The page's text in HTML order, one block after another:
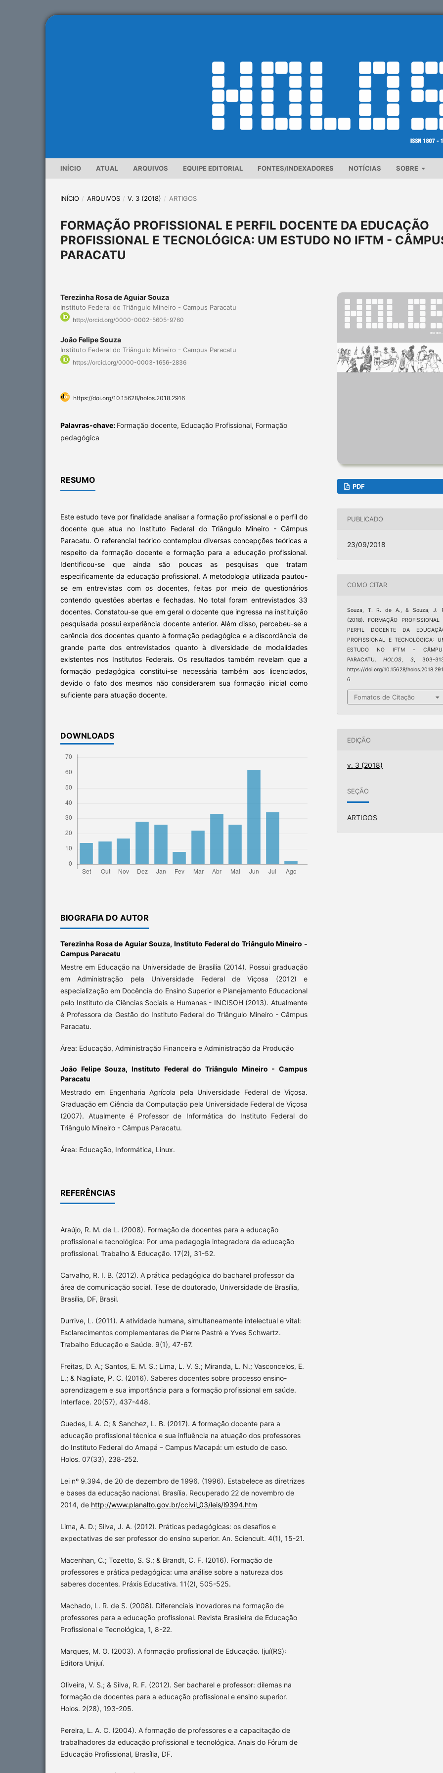
INÍCIO ATUAL ARQUIVOS EQUIPE EDITORIAL FONTES/INDEXADORES NOTÍCIAS SOBRE
INÍCIO / ARQUIVOS / V. 3 (2018) / ARTIGOS
FORMAÇÃO PROFISSIONAL E PERFIL DOCENTE DA EDUCAÇÃO
PROFISSIONAL E TECNOLÓGICA: UM ESTUDO NO IFTM -
PARACATU
Terezinha Rosa de Aguiar Souza
Instituto Federal do Triângulo Mineiro - Campus Paracatu
http://orcid.org/0000-0002-5605-9760
João Felipe Souza
Instituto Federal do Triângulo Mineiro - Campus Paracatu
https://orcid.org/0000-0003-1656-2836
https://doi.org/10.15628/holos.2018.2916
Palavras-chave: Formação docente, Educação Profissional, Formação
pedagógica
RESUMO
Este estudo teve por finalidade analisar a formação profissional e o perfil do
docente que atua no Instituto Federal do Triângulo Mineiro - Câmpus
Paracatu. O referencial teórico contemplou diversas concepções teóricas a
respeito da formação docente e formação para a educação profissional.
Identificou-se que ainda são poucas as pesquisas que tratam
especificamente da educação profissional. A metodologia utilizada pautou-
se em entrevistas com os docentes, feitas por meio de questionários
contendo questões abertas e fechadas. No total foram entrevistados 33
docentes. Constatou-se que em geral o docente que ingressa na instituição
pesquisada possui experiência docente anterior. Além disso, percebeu-se a
carência dos docentes quanto à formação pedagógica e a discordância de
grande parte dos entrevistados quanto à diversidade de modalidades
existentes nos Institutos Federais. Os resultados também revelam que a
formação pedagógica constitui-se necessária também aos licenciados,
devido o fato dos mesmos não considerarem sua formação inicial como
suficiente para atuação docente.
DOWNLOADS
BIOGRAFIA DO AUTOR
Terezinha Rosa de Aguiar Souza, Instituto Federal do Triângulo Mineiro -
Campus Paracatu
Mestre em Educação na Universidade de Brasília (2014). Possui graduação
em Administração pela Universidade Federal de Viçosa (2012) e
especialização em Docência do Ensino Superior e Planejamento Educacional
pelo Instituto de Ciências Sociais e Humanas - INCISOH (2013). Atualmente
é Professora de Gestão do Instituto Federal do Triângulo Mineiro - Câmpus
Paracatu.
Área: Educação, Administração Financeira e Administração da Produção
João Felipe Souza, Instituto Federal do Triângulo Mineiro - Campus
Paracatu
Mestrado em Engenharia Agrícola pela Universidade Federal de Viçosa.
Graduação em Ciência da Computação pela Universidade Federal de Viçosa
(2007). Atualmente é Professor de Informática do Instituto Federal do
Triângulo Mineiro - Câmpus Paracatu.
Área: Educação, Informática, Linux.
REFERÊNCIAS
Araújo, R. M. de L. (2008). Formação de docentes para a educação
profissional e tecnológica: Por uma pedagogia integradora da educação
profissional. Trabalho & Educação. 17(2), 31-52.
Carvalho, R. I. B. (2012). A prática pedagógica do bacharel professor da
área de comunicação social. Tese de doutorado, Universidade de Brasília,
Brasília, DF, Brasil.
Durrive, L. (2011). A atividade humana, simultaneamente intelectual e vital:
Esclarecimentos complementares de Pierre Pastré e Yves Schwartz.
Trabalho Educação e Saúde. 9(1), 47-67.
Freitas, D. A.; Santos, E. M. S.; Lima, L. V. S.; Miranda, L. N.; Vasconcelos, E.
L.; & Nagliate, P. C. (2016). Saberes docentes sobre processo ensino-
aprendizagem e sua importância para a formação profissional em saúde.
Interface. 20(57), 437-448.
Guedes, I. A. C; & Sanchez, L. B. (2017). A formação docente para a
educação profissional técnica e sua influência na atuação dos professores
do Instituto Federal do Amapá – Campus Macapá: um estudo de caso.
Holos. 07(33), 238-252.
Lei nº 9.394, de 20 de dezembro de 1996. (1996). Estabelece as diretrizes
e bases da educação nacional. Brasília. Recuperado 22 de novembro de
2014, de http://www.planalto.gov.br/ccivil_03/leis/l9394.htm
Lima, A. D.; Silva, J. A. (2012). Práticas pedagógicas: os desafios e
expectativas de ser professor do ensino superior. An. Sciencult. 4(1), 15-21.
Macenhan, C.; Tozetto, S. S.; & Brandt, C. F. (2016). Formação de
professores e prática pedagógica: uma análise sobre a natureza dos
saberes docentes. Práxis Educativa. 11(2), 505-525.
Machado, L. R. de S. (2008). Diferenciais inovadores na formação de
professores para a educação profissional. Revista Brasileira de Educação
Profissional e Tecnológica, 1, 8-22.
Marques, M. O. (2003). A formação profissional de Educação. Ijuí(RS):
Editora Unijuí.
Oliveira, V. S.; & Silva, R. F. (2012). Ser bacharel e professor: dilemas na
formação de docentes para a educação profissional e ensino superior.
Holos. 2(28), 193-205.
Pereira, L. A. C. (2004). A formação de professores e a capacitação de
trabalhadores da educação profissional e tecnológica. Anais do Fórum de
Educação Profissional, Brasília, DF.
PDF
PUBLICADO
23/09/2018
COMO CITAR
Souza, T. R. de A., & Souza, J.
(2018). FORMAÇÃO PROFISSIONAL
PERFIL DOCENTE DA
PROFISSIONAL E TECNOLÓGICA:
ESTUDO NO IFTM -
PARACATU.HOLOS 3 ,
https://doi.org/10.15628/holos.2018.291
6
Fomatos de Citação
EDIÇÃO
v. 3 (2018)
SEÇÃO
ARTIGOS